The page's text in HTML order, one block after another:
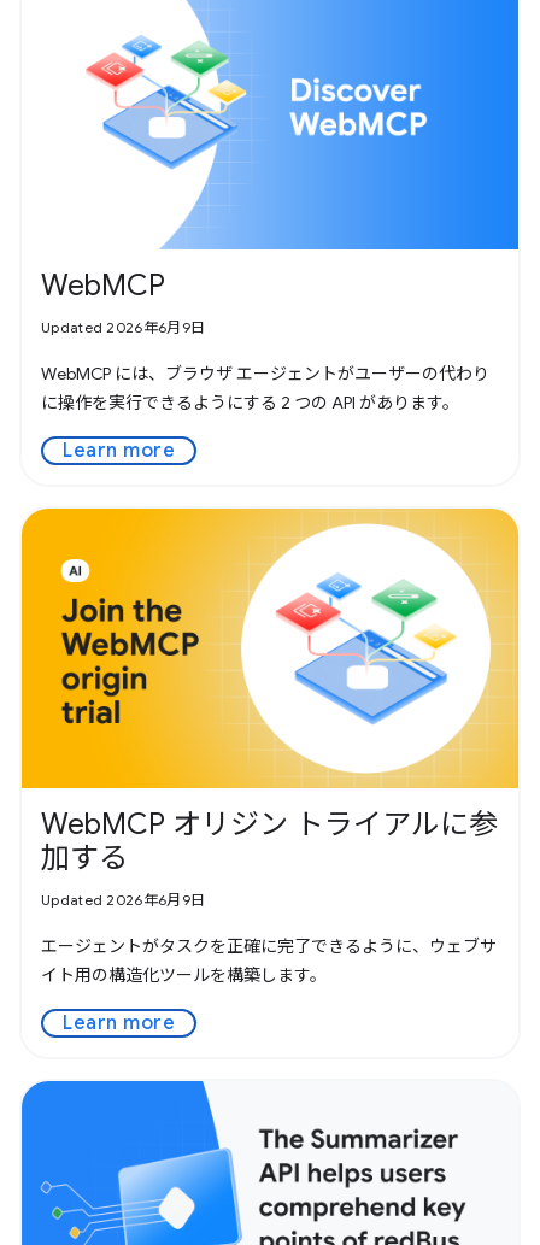
WebMCP
Updated 2026年6月9日
WebMCP には、ブラウザ エージェントがユーザーの代わり
に操作を実行できるようにする 2 つの API があります。
Learn more
WebMCP オリジン トライアルに参
加する
Updated 2026年6月9日
エージェントがタスクを正確に完了できるように、ウェブサ
イト用の構造化ツールを構築します。
Learn more